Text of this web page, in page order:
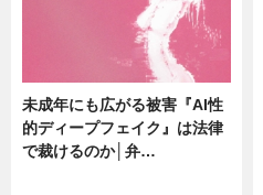
未成年にも広がる被害『AI性
的ディープフェイク』は法律
で裁けるのか│弁…